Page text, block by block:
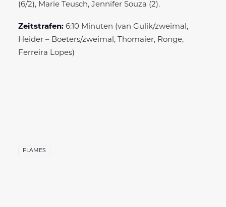
(6/2), Marie Teusch, Jennifer Souza (2).
Zeitstrafen: 6:10 Minuten (van Gulik/zweimal,
Heider – Boeters/zweimal, Thomaier, Ronge,
Ferreira Lopes)
FLAMES